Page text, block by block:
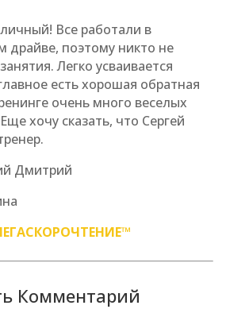
Все работали в
драйве, поэтому никто не
Легко усваивается
есть хорошая обратная
очень много веселых
хочу сказать, что Сергей
Дмитрий
Комментарий